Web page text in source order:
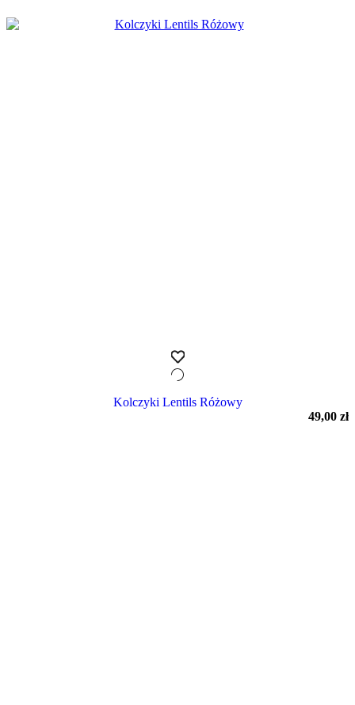
Kolczyki Lentils Różowy
49,00 zł